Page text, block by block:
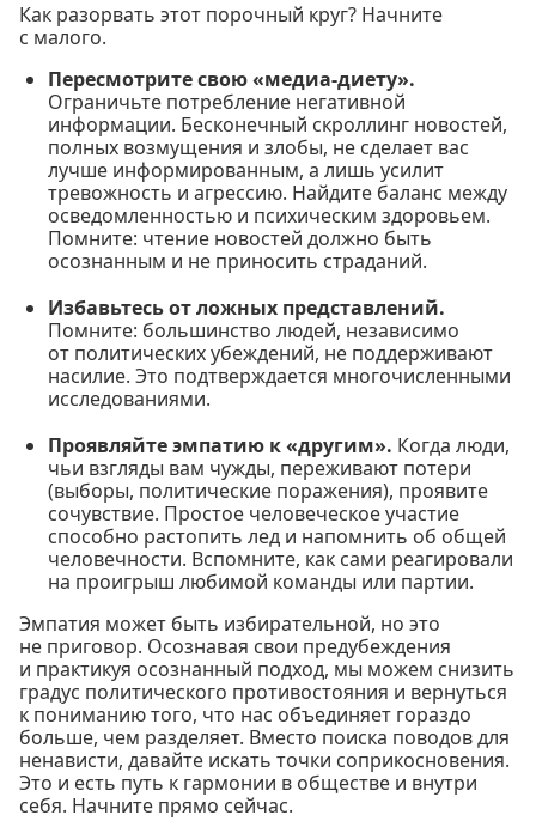
Как разорвать этот порочный круг? Начните
с малого.
Пересмотрите свою «медиа-диету».
Ограничьте потребление негативной
информации. Бесконечный скроллинг новостей,
полных возмущения и злобы, не сделает вас
лучше информированным, а лишь усилит
тревожность и агрессию. Найдите баланс между
осведомленностью и психическим здоровьем.
Помните: чтение новостей должно быть
осознанным и не приносить страданий.
Избавьтесь от ложных представлений.
Помните: большинство людей, независимо
от политических убеждений, не поддерживают
насилие. Это подтверждается многочисленными
исследованиями.
Проявляйте эмпатию к «другим». Когда люди,
чьи взгляды вам чужды, переживают потери
(выборы, политические поражения), проявите
сочувствие. Простое человеческое участие
способно растопить лед и напомнить об общей
человечности. Вспомните, как сами реагировали
на проигрыш любимой команды или партии.
Эмпатия может быть избирательной, но это
не приговор. Осознавая свои предубеждения
и практикуя осознанный подход, мы можем снизить
градус политического противостояния и вернуться
к пониманию того, что нас объединяет гораздо
больше, чем разделяет. Вместо поиска поводов для
ненависти, давайте искать точки соприкосновения.
Это и есть путь к гармонии в обществе и внутри
себя. Начните прямо сейчас.